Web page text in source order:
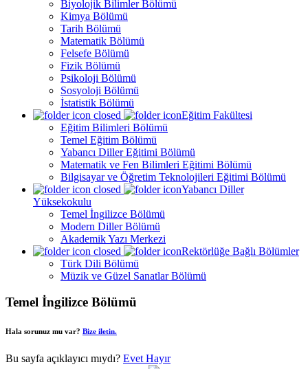
Biyolojik Bilimler Bölümü
Kimya Bölümü
Tarih Bölümü
Matematik Bölümü
Felsefe Bölümü
Fizik Bölümü
Psikoloji Bölümü
Sosyoloji Bölümü
İstatistik Bölümü
Eğitim Fakültesi
Eğitim Bilimleri Bölümü
Temel Eğitim Bölümü
Yabancı Diller Eğitimi Bölümü
Matematik ve Fen Bilimleri Eğitimi Bölümü
Bilgisayar ve Öğretim Teknolojileri Eğitimi Bölümü
Yabancı Diller
Yüksekokulu
Temel İngilizce Bölümü
Modern Diller Bölümü
Akademik Yazı Merkezi
Rektörlüğe Bağlı Bölümler
Türk Dili Bölümü
Müzik ve Güzel Sanatlar Bölümü
Temel İngilizce Bölümü
Hala sorunuz mu var? Bize iletin.
Bu sayfa açıklayıcı mıydı? Evet Hayır